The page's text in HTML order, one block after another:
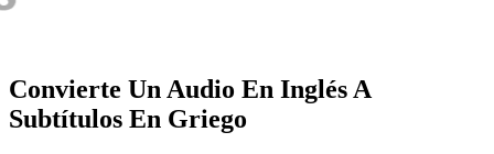
Convierte Un Audio En Inglés A
Subtítulos En Griego